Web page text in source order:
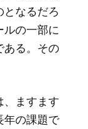
なるだろ
ルの一部に
ある。その
、ますます
年の課題で